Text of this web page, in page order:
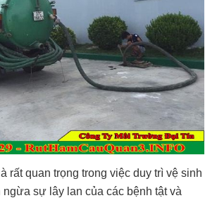
rất quan trọng trong việc duy trì vệ sinh
sự lây lan của các bệnh tật và